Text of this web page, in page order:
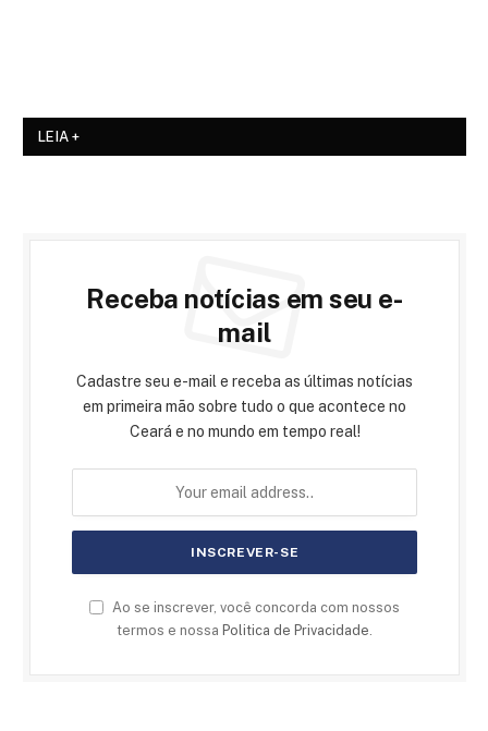
LEIA +
Receba notícias em seu e-
mail
Cadastre seu e-mail e receba as últimas notícias
em primeira mão sobre tudo o que acontece no
Ceará e no mundo em tempo real!
Ao se inscrever, você concorda com nossos
termos e nossa Politica de Privacidade